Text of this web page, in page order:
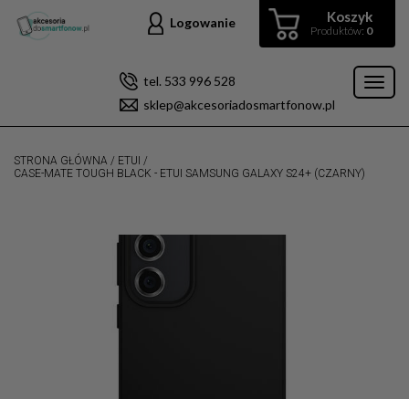
Koszyk
Produktów: 0
Logowanie
tel. 533 996 528
sklep@akcesoriadosmartfonow.pl
STRONA GŁÓWNA / ETUI /
CASE-MATE TOUGH BLACK - ETUI SAMSUNG GALAXY S24+ (CZARNY)